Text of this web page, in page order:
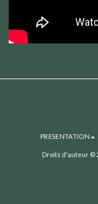
PRESENTATION
Droits d'auteur ©